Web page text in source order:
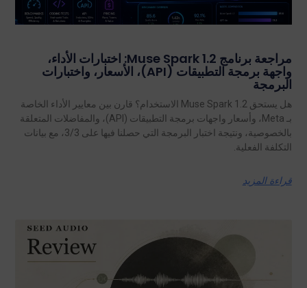
مراجعة برنامج Muse Spark 1.2: اختبارات الأداء،
واجهة برمجة التطبيقات (API)، الأسعار، واختبارات
البرمجة
هل يستحق Muse Spark 1.2 الاستخدام؟ قارن بين معايير الأداء الخاصة
بـ Meta، وأسعار واجهات برمجة التطبيقات (API)، والمفاضلات المتعلقة
بالخصوصية، ونتيجة اختبار البرمجة التي حصلنا فيها على 3/3، مع بيانات
التكلفة الفعلية.
قراءة المزيد